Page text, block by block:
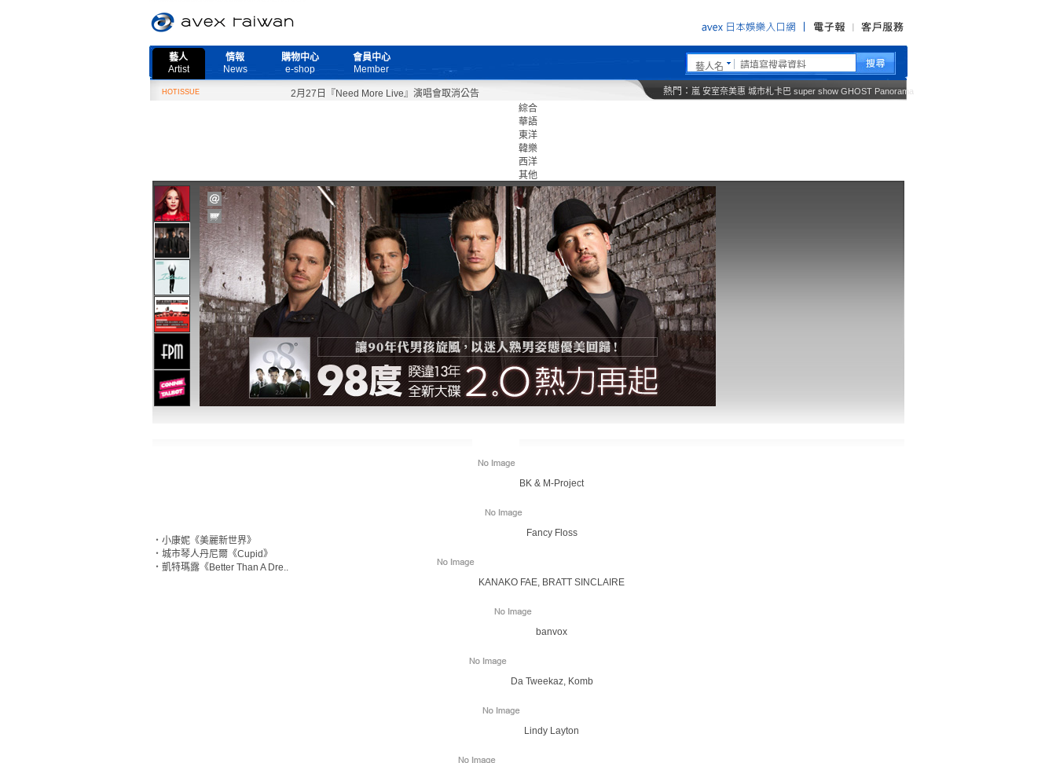
藝人
Artist
情報
News
購物中心
e-shop
會員中心
Member
藝人名
HOTISSUE 2月27日『Need More Live』演唱會取消公告 熱門： 嵐 安室奈美惠 城市札卡巴 super show GHOST Panorama
綜合
華語
東洋
韓樂
西洋
其他
‧ 小康妮《美麗新世界》
‧ 城市琴人丹尼爾《Cupid》
‧ 凱特瑪露《Better Than A Dre..
BK & M-Project
Fancy Floss
KANAKO FAE, BRATT SINCLAIRE
banvox
Da Tweekaz, Komb
Lindy Layton